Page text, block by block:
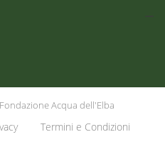
Termini e Condizioni
Acqua dell'Elba